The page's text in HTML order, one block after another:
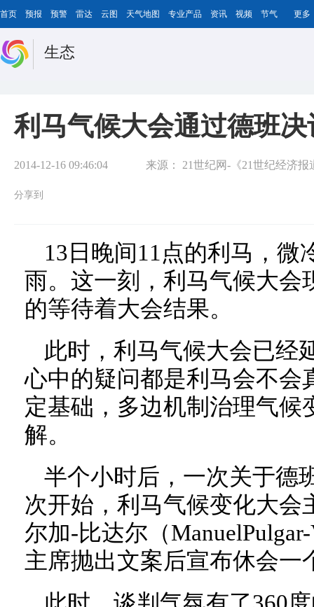
首页 预报 预警 雷达 云图 天气地图 专业产品 资讯 视频 节气 更多
生态
利马气候大会通过德班
2014-12-16 09:46:04 来源： 21世纪网-《21世纪经济
分享到
13日晚间11点的利马，微
雨。这一刻，利马气候大会
的等待着大会结果。
此时，利马气候大会已经
心中的疑问都是利马会不会
定基础，多边机制治理气候
解。
半个小时后，一次关于德
次开始，利马气候变化大会
尔加-比达尔（
主席抛出文案后宣布休会一